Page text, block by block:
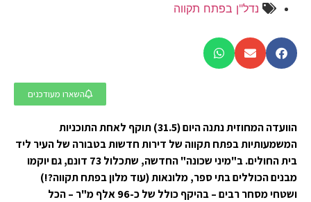
נדל"ן בפתח תקווה
השארו מעודכנים
הוועדה המחוזית נתנה היום (31.5) תוקף לאחת התוכניות
המשמעותיות בפתח תקווה של דירות חדשות בטבורה של העיר ליד
בית החולים. ב"מיני שכונה" החדשה, שתכלול 73 דונם, גם יוקמו
מבנים הכוללים בתי ספר, מלונאות (עוד מלון בפתח תקווה?!)
ושטחי מסחר רבים – בהיקף כולל של כ-96 אלף מ"ר – הכל